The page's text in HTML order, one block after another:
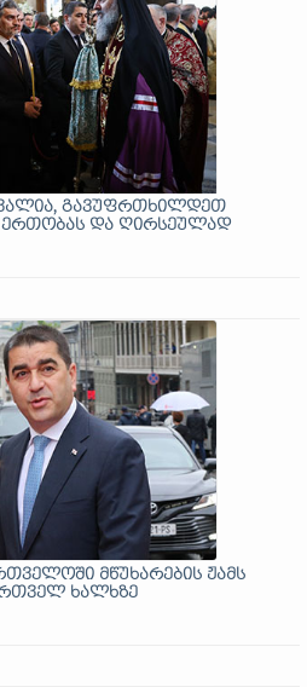
ვალია, გავუფრთხილდეთ
და ღირსეულად
მწუხარების ჟამს
ხალხზე